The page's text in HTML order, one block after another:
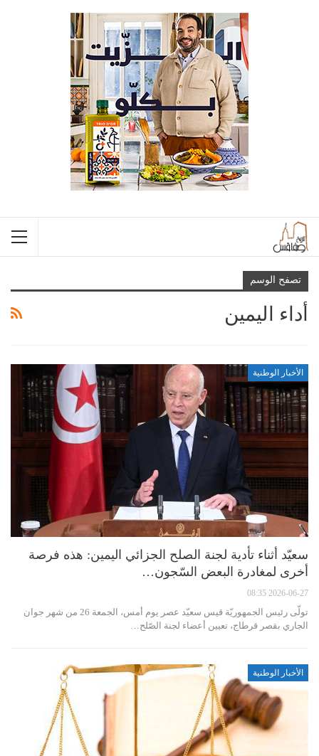
تصفح الوسم
أداء اليمين
الأخبار الوطنية
سعيّد أثناء تأدية لجنة الصلح الجزائي اليمين: هذه فرصة
أخرى لمغادرة البعض السّجون…
2026-06-27 08:35
تولّى رئيس الجمهوريّة قيس سعيّد عصر يوم أمس، الجمعة 26 من شهر جوان
الجاري بقصر قرطاج، تعيين أعضاء لجنة الصّلح…
الأخبار الوطنية